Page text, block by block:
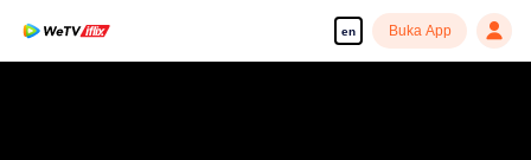
en Buka App